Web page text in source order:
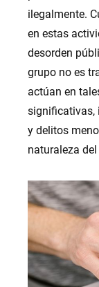
ilegalmente.
en estas
desorden
grupo no es
actúan en
significativas,
y delitos
naturaleza